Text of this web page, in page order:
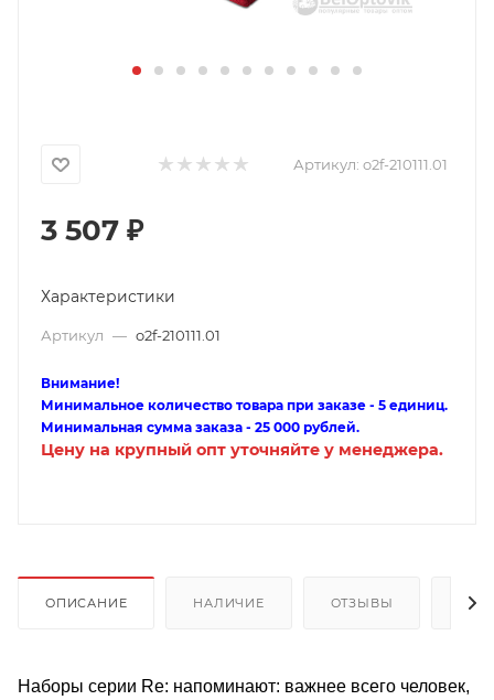
Артикул: o2f-210111.01
3 507 ₽
Характеристики
Артикул — o2f-210111.01
Внимание!
Минимальное количество товара при заказе - 5 единиц.
Минимальная сумма заказа - 25 000 рублей.
Цену на крупный опт уточняйте у менеджера.
ОПИСАНИЕ НАЛИЧИЕ ОТЗЫВЫ
Наборы серии Re: напоминают: важнее всего человек,